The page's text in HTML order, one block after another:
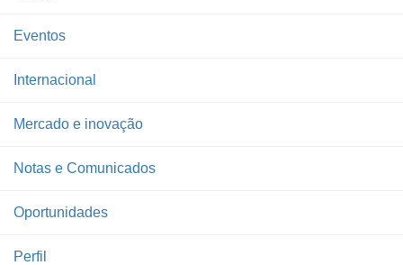
Eventos
Internacional
Mercado e inovação
Notas e Comunicados
Oportunidades
Perfil